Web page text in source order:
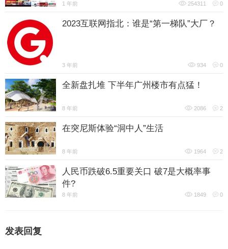
1 年前 254311 0
2023互联网指北：谁是“第一梯队”大厂？
3 年前 934 0
全新盘扎堆 下半年广州楼市有点猛！
8 年前 2086 2
在突尼斯体验“洞中人”生活
8 年前 1964 2
人民币跌破6.5重要关口 破7是大概率事
件?
8 年前 1849 0
发表回复